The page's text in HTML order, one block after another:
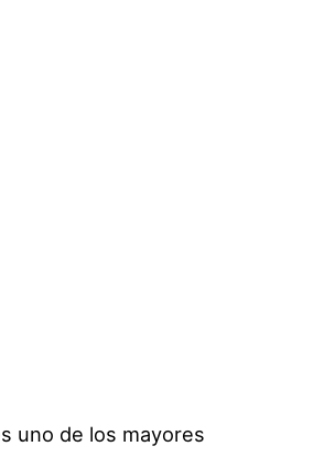
uno de los mayores